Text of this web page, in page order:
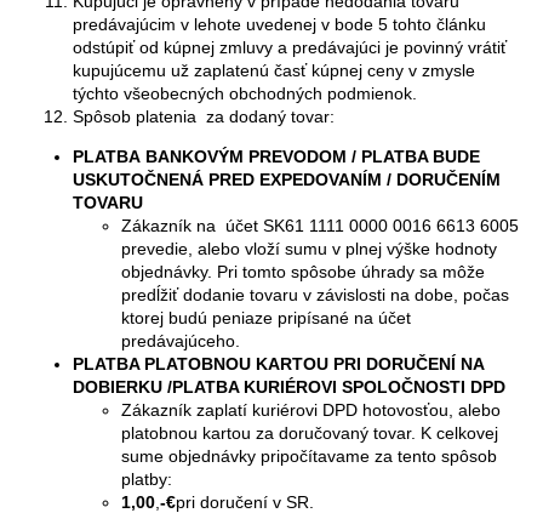
predávajúcim v lehote uvedenej v bode 5 tohto článku
odstúpiť od kúpnej zmluvy a predávajúci je povinný vrátiť
kupujúcemu už zaplatenú časť kúpnej ceny v zmysle
týchto všeobecných obchodných podmienok.
Spôsob platenia za dodaný tovar:
PLATBA BANKOVÝM PREVODOM / PLATBA BUDE
USKUTOČNENÁ PRED EXPEDOVANÍM / DORUČENÍM
TOVARU
Zákazník na účet SK61 1111 0000 0016 6613 6005
prevedie, alebo vloží sumu v plnej výške hodnoty
objednávky. Pri tomto spôsobe úhrady sa môže
predĺžiť dodanie tovaru v závislosti na dobe, počas
ktorej budú peniaze pripísané na účet
predávajúceho.
PLATBA PLATOBNOU KARTOU PRI DORUČENÍ NA
DOBIERKU /PLATBA KURIÉROVI SPOLOČNOSTI DPD
Zákazník zaplatí kuriérovi DPD hotovosťou, alebo
platobnou kartou za doručovaný tovar. K celkovej
sume objednávky pripočítavame za tento spôsob
platby:
1,00 -€pri doručení v SR.